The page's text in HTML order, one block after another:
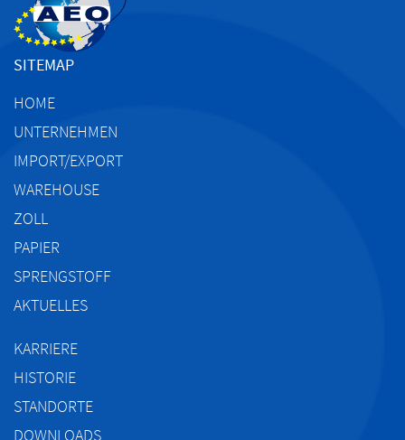
SITEMAP
HOME
UNTERNEHMEN
IMPORT/EXPORT
WAREHOUSE
ZOLL
PAPIER
SPRENGSTOFF
AKTUELLES
KARRIERE
HISTORIE
STANDORTE
DOWNLOADS